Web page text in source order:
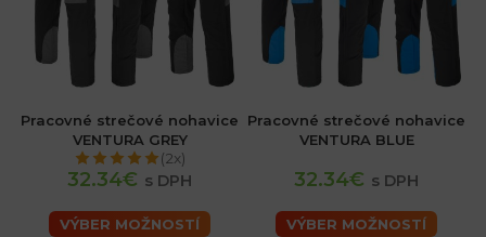
Pracovné strečové nohavice
VENTURA GREY
(2x)
32.34€ s DPH
VÝBER MOŽNOSTÍ
Pracovné strečové nohavice
VENTURA BLUE
32.34€ s DPH
VÝBER MOŽNOSTÍ